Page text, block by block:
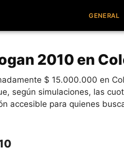
GENERAL
2010 en
$ 15.000.000 en
según simulaciones, las
accesible para quienes